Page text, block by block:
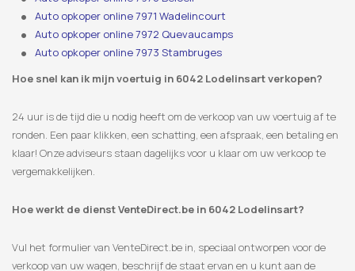
Auto opkoper online 7971 Wadelincourt
Auto opkoper online 7972 Quevaucamps
Auto opkoper online 7973 Stambruges
Hoe snel kan ik mijn voertuig in 6042 Lodelinsart verkopen?
24 uur is de tijd die u nodig heeft om de verkoop van uw voertuig af te
ronden. Een paar klikken, een schatting, een afspraak, een betaling en
klaar! Onze adviseurs staan ​​dagelijks voor u klaar om uw verkoop te
vergemakkelijken.
Hoe werkt de dienst VenteDirect.be in 6042 Lodelinsart?
Vul het formulier van VenteDirect.be in, speciaal ontworpen voor de
verkoop van uw wagen, beschrijf de staat ervan en u kunt aan de